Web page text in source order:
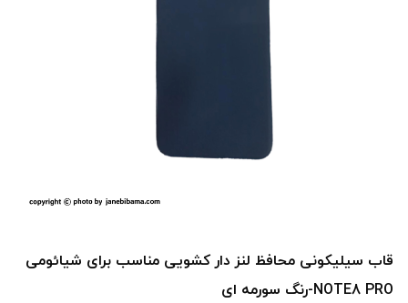
قاب سیلیکونی محافظ لنز دار کشویی مناسب برای شیائومی
NOTE8 PRO-رنگ سورمه ای